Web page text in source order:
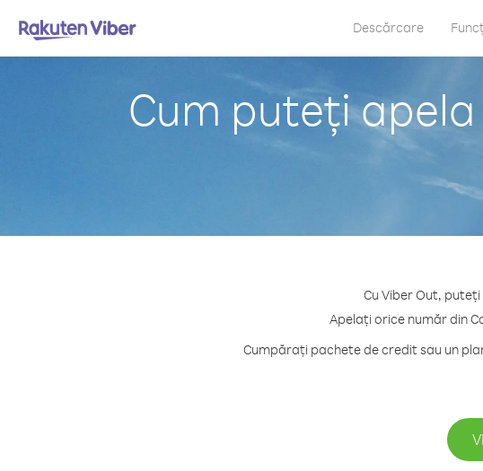
Descărcare
Cum puteți
Cu Viber Out,
Apelați orice număr din
Cumpărați pachete de credit sau un